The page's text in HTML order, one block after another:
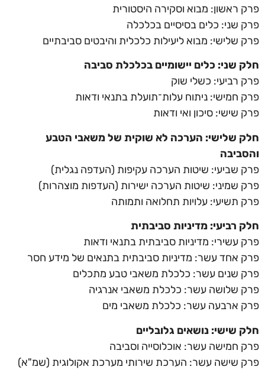
פרק ראשון: מבוא וסקירה היסטורית
פרק שני: כלים בסיסיים בכלכלה
פרק שלישי: מבוא ליעילות כלכלית והיבטים סביבתיים
חלק שני: כלים יישומיים בכלכלת סביבה
פרק רביעי: כשלי שוק
פרק חמישי: ניתוח עלות־תועלת בתנאי ודאות
פרק שישי: סיכון ואי ודאות
חלק שלישי: הערכה לא שוקית של משאבי הטבע
והסביבה
פרק שביעי: שיטות הערכה עקיפות (העדפה נגלית)
פרק שמיני: שיטות הערכה ישירות (העדפות מוצהרות)
פרק תשיעי: עלויות תחלואה ותמותה
חלק רביעי: מדיניות סביבתית
פרק עשירי: מדיניות סביבתית בתנאי ודאות
פרק אחד עשר: מדיניות סביבתית בתנאים של מידע חסר
פרק שנים עשר: כלכלת משאבי טבע מתכלים
פרק שלושה עשר: כלכלת משאבי אנרגיה
פרק ארבעה עשר: כלכלת משאבי מים
חלק שישי: נושאים גלובליים
פרק חמישה עשר: אוכלוסייה וסביבה
פרק שישה עשר: הערכת שירותי מערכת אקולוגית (שמ"א)